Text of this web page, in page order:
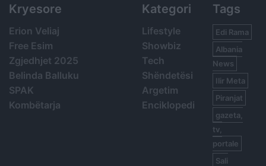
Kryesore
Erion Veliaj
Free Esim
Zgjedhjet 2025
Belinda Balluku
SPAK
Kombëtarja
Kategori
Lifestyle
Showbiz
Tech
Shëndetësi
Argetim
Enciklopedi
Tags
Edi Rama
Albania
News
Ilir Meta
Piranjat
gazeta,
tv,
portale
Sali